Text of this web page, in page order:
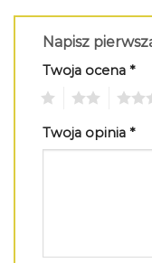
Napisz
Twoja ocena *
Twoja opinia *